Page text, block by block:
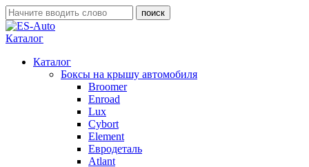
Каталог
Каталог
Боксы на крышу автомобиля
Broomer
Enroad
Lux
Cybort
Element
Евродеталь
Atlant